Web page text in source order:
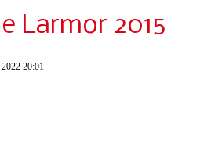
Larmor 2015
20:01